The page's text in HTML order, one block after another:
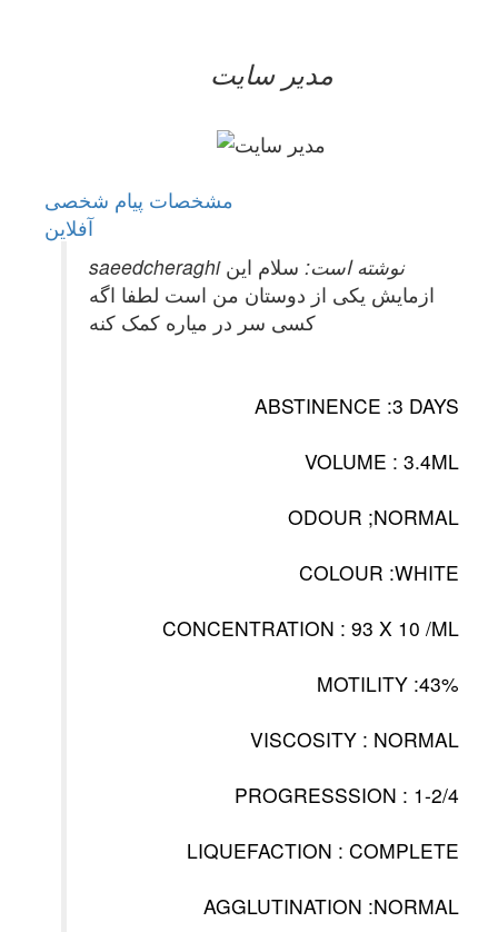
مدیر سایت
مشخصات پیام شخصی
آفلاين
saeedcheraghi نوشته است: سلام این
ازمایش یکی از دوستان من است لطفا اگه
کسی سر در میاره کمک کنه
ABSTINENCE :3 DAYS
VOLUME : 3.4ML
ODOUR ;NORMAL
COLOUR :WHITE
CONCENTRATION : 93 X 10 /ML
MOTILITY :43%
VISCOSITY : NORMAL
PROGRESSSION : 1-2/4
LIQUEFACTION : COMPLETE
AGGLUTINATION :NORMAL